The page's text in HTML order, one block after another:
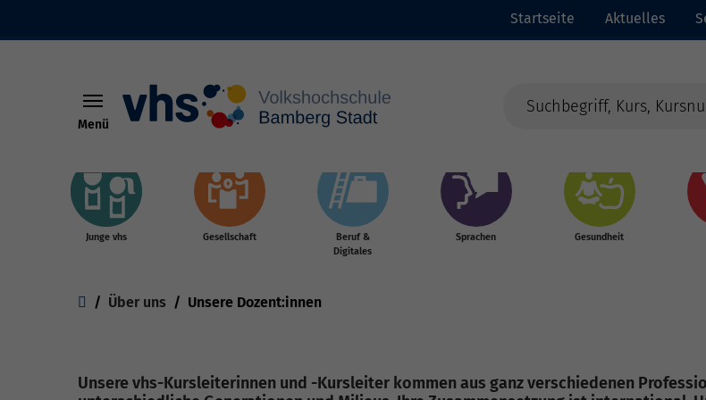
Startseite Aktuelles
Menü
Junge vhs Gesellschaft
Beruf &
Digitales
Sprachen Gesundheit
You are here:
Über uns Unsere Dozent:innen
Unsere vhs-Kursleiterinnen und -Kursleiter kommen aus ganz verschiedenen